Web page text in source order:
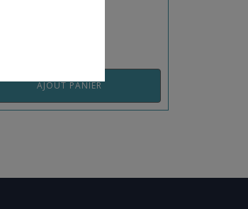
AJOUT PANIER